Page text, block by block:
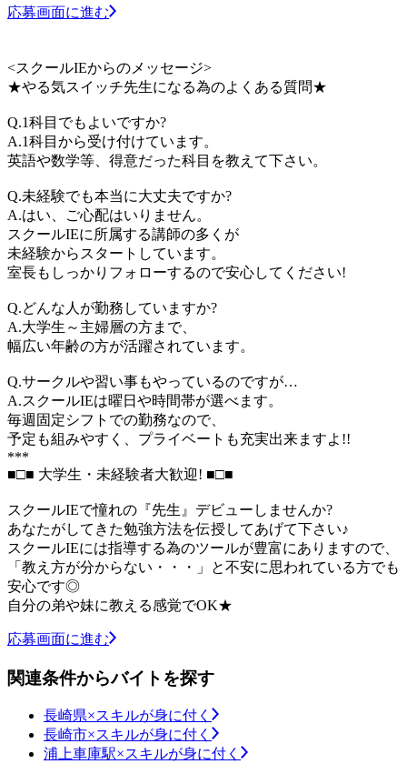
応募画面に進む
<スクールIEからのメッセージ>
★やる気スイッチ先生になる為のよくある質問★
Q.1科目でもよいですか?
A.1科目から受け付けています。
英語や数学等、得意だった科目を教えて下さい。
Q.未経験でも本当に大丈夫ですか?
A.はい、ご心配はいりません。
スクールIEに所属する講師の多くが
未経験からスタートしています。
室長もしっかりフォローするので安心してください!
Q.どんな人が勤務していますか?
A.大学生～主婦層の方まで、
幅広い年齢の方が活躍されています。
Q.サークルや習い事もやっているのですが…
A.スクールIEは曜日や時間帯が選べます。
毎週固定シフトでの勤務なので、
予定も組みやすく、プライベートも充実出来ますよ!!
***
■□■ 大学生・未経験者大歓迎! ■□■
スクールIEで憧れの『先生』デビューしませんか?
あなたがしてきた勉強方法を伝授してあげて下さい♪
スクールIEには指導する為のツールが豊富にありますので、
「教え方が分からない・・・」と不安に思われている方でも
安心です◎
自分の弟や妹に教える感覚でOK★
応募画面に進む
関連条件からバイトを探す
長崎県×スキルが身に付く
長崎市×スキルが身に付く
浦上車庫駅×スキルが身に付く